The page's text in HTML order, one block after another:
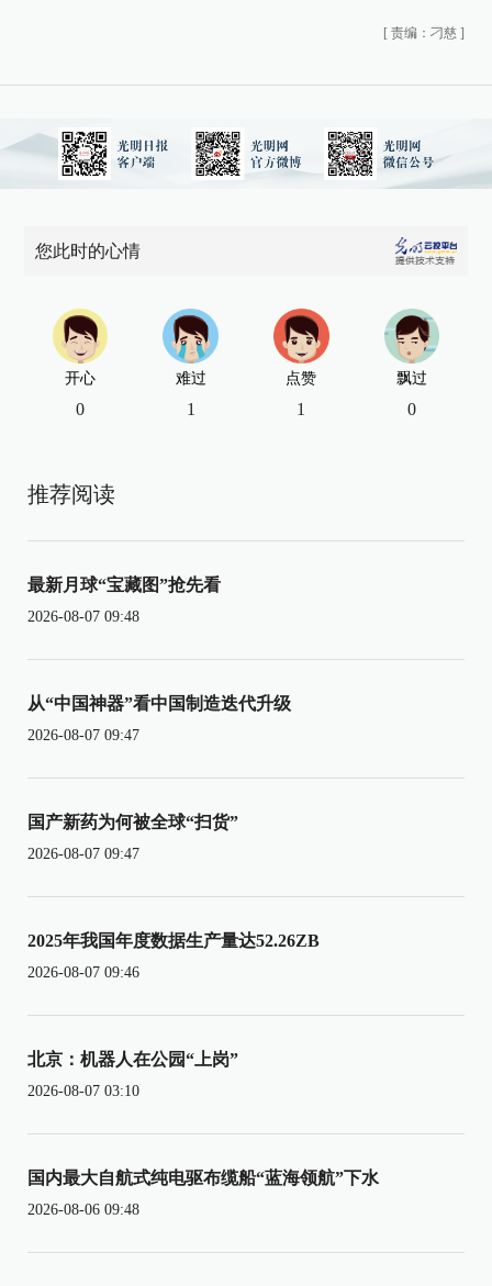
[ 责编：刁慈 ]
您此时的心情
开心
0
难过
1
点赞
1
飘过
0
推荐阅读
最新月球“宝藏图”抢先看
2026-08-07 09:48
从“中国神器”看中国制造迭代升级
2026-08-07 09:47
国产新药为何被全球“扫货”
2026-08-07 09:47
2025年我国年度数据生产量达52.26ZB
2026-08-07 09:46
北京：机器人在公园“上岗”
2026-08-07 03:10
国内最大自航式纯电驱布缆船“蓝海领航”下水
2026-08-06 09:48